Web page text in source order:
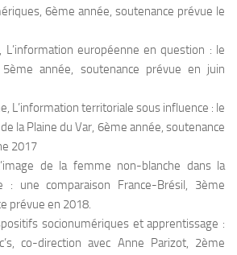
6ème année, soutenance prévue le
L’information européenne en question : le
5ème année, soutenance prévue en juin
L’information territoriale sous influence : le
de la Plaine du Var, 6ème année, soutenance
2017
de la femme non-blanche dans la
: une comparaison France-Brésil, 3ème
prévue en 2018.
socionumériques et apprentissage :
co-direction avec Anne Parizot, 2ème